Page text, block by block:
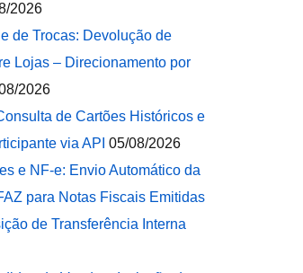
2026
de Trocas: Devolução de
Lojas – Direcionamento por
2026
de Cartões Históricos e
via API 05/08/2026
e NF-e: Envio Automático da
para Notas Fiscais Emitidas
de Transferência Interna